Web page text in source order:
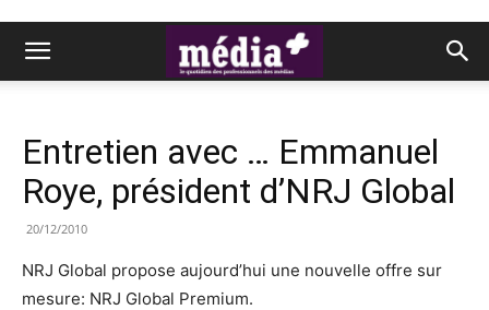
Entretien avec … Emmanuel
Roye, président d’NRJ Global
20/12/2010
NRJ Global propose aujourd’hui une nouvelle offre sur
mesure: NRJ Global Premium.